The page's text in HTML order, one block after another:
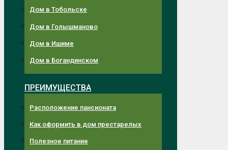
Дом в Тобольске
Дом в Голышманово
Дом в Ишиме
Дом в Богандинском
ПРЕИМУЩЕСТВА
Расположение пансионата
Как оформить в дом престарелых
Полезное питание